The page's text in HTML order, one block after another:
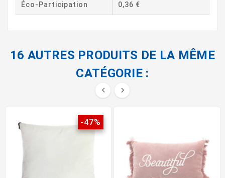
Éco-Participation 0,36 €
16 AUTRES PRODUITS DE LA MÊME
CATÉGORIE :
 
-47%